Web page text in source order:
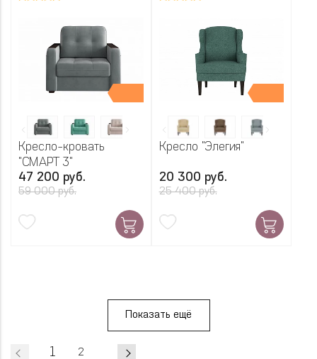
Кресло-кровать
"СМАРТ 3"
47 200 руб.
59 000 руб.
Кресло "Элегия"
20 300 руб.
25 400 руб.
Показать ещё
1 2